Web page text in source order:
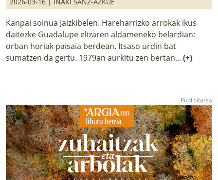
Kanpai soinua Jaizkibelen. Hareharrizko arrokak ikus
daitezke Guadalupe elizaren aldameneko belardian:
orban horiak paisaia berdean. Itsaso urdin bat
sumatzen da gertu. 1979an aurkitu zen bertan... (+)